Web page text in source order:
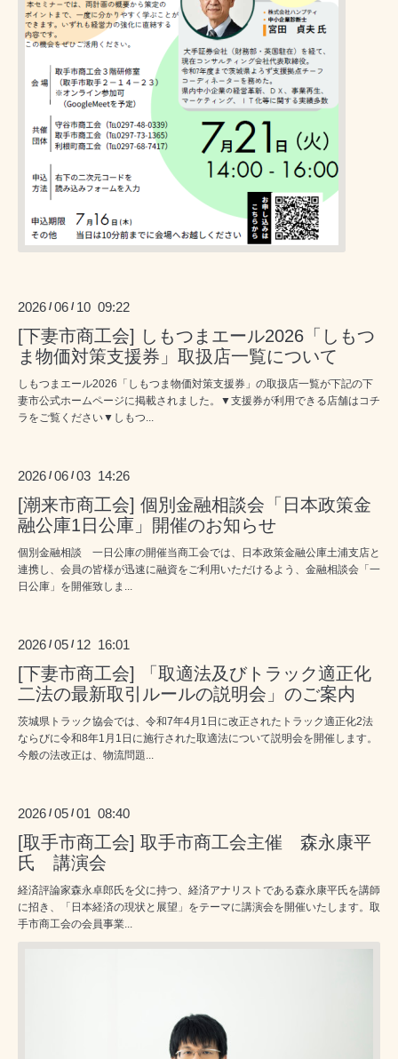
2026 /06 / 10 09:22
[下妻市商工会] しもつまエール2026「しもつ
ま物価対策支援券」取扱店一覧について
しもつまエール2026「しもつま物価対策支援券」の取扱店一覧が下記の下
妻市公式ホームページに掲載されました。▼支援券が利用できる店舗はコチ
ラをご覧ください▼しもつ...
2026 /06 /03 14:26
[潮来市商工会] 個別金融相談会「日本政策金
融公庫1日公庫」開催のお知らせ
個別金融相談 一日公庫の開催当商工会では、日本政策金融公庫土浦支店と
連携し、会員の皆様が迅速に融資をご利用いただけるよう、金融相談会「一
日公庫」を開催致しま...
2026 /05 / 12 16:01
[下妻市商工会] 「取適法及びトラック適正化
二法の最新取引ルールの説明会」のご案内
茨城県トラック協会では、令和7年4月1日に改正されたトラック適正化2法
ならびに令和8年1月1日に施行された取適法について説明会を開催します。
今般の法改正は、物流問題...
2026 /05 /01 08:40
[取手市商工会] 取手市商工会主催 森永康平
氏 講演会
経済評論家森永卓郎氏を父に持つ、経済アナリストである森永康平氏を講師
に招き、「日本経済の現状と展望」をテーマに講演会を開催いたします。取
手市商工会の会員事業...